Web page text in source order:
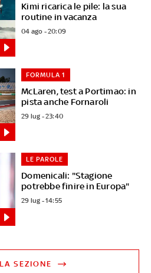
Kimi ricarica le pile: la sua
routine in vacanza
04 ago - 20:09
McLaren, test a Portimao: in
pista anche Fornaroli
FORMULA 1
29 lug - 23:40
Domenicali: "Stagione
potrebbe finire in Europa"
LE PAROLE
29 lug - 14:55
SEZIONE